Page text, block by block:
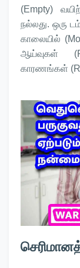
(Empty)
நல்லது. ஒரு
காலையில்
ஆய்வுகள்
காரணங்கள்